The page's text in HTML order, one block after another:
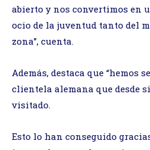
abierto y nos convertimos en
ocio de la juventud tanto del
zona”, cuenta.
Además, destaca que “hemos
clientela alemana que desde
visitado.
Esto lo han conseguido